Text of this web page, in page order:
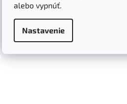
alebo vypnúť.
Nastavenie